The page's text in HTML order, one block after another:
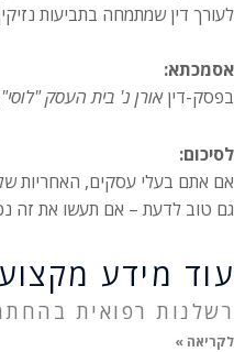
לעורך דין שמתמחה בתביעות
אסמכתא:
בפסק-דיןאורן נ' בית העסק "לוסי",
לסיכום:
אם אתם בעלי עסקים, האחריות
גם טוב לדעת – אם תעשו את זה
עוד מידע
רשלנות רפואית
לקריאה »